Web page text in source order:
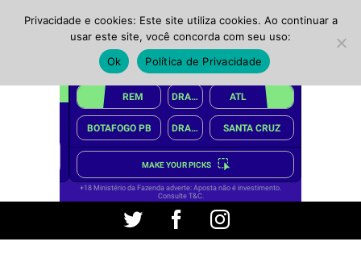
Twitter FacebookInstagram
Privacidade e cookies: Este site utiliza cookies. Ao continuar a
usar este site, você concorda com seu uso:
Ok
Política de Privacidade